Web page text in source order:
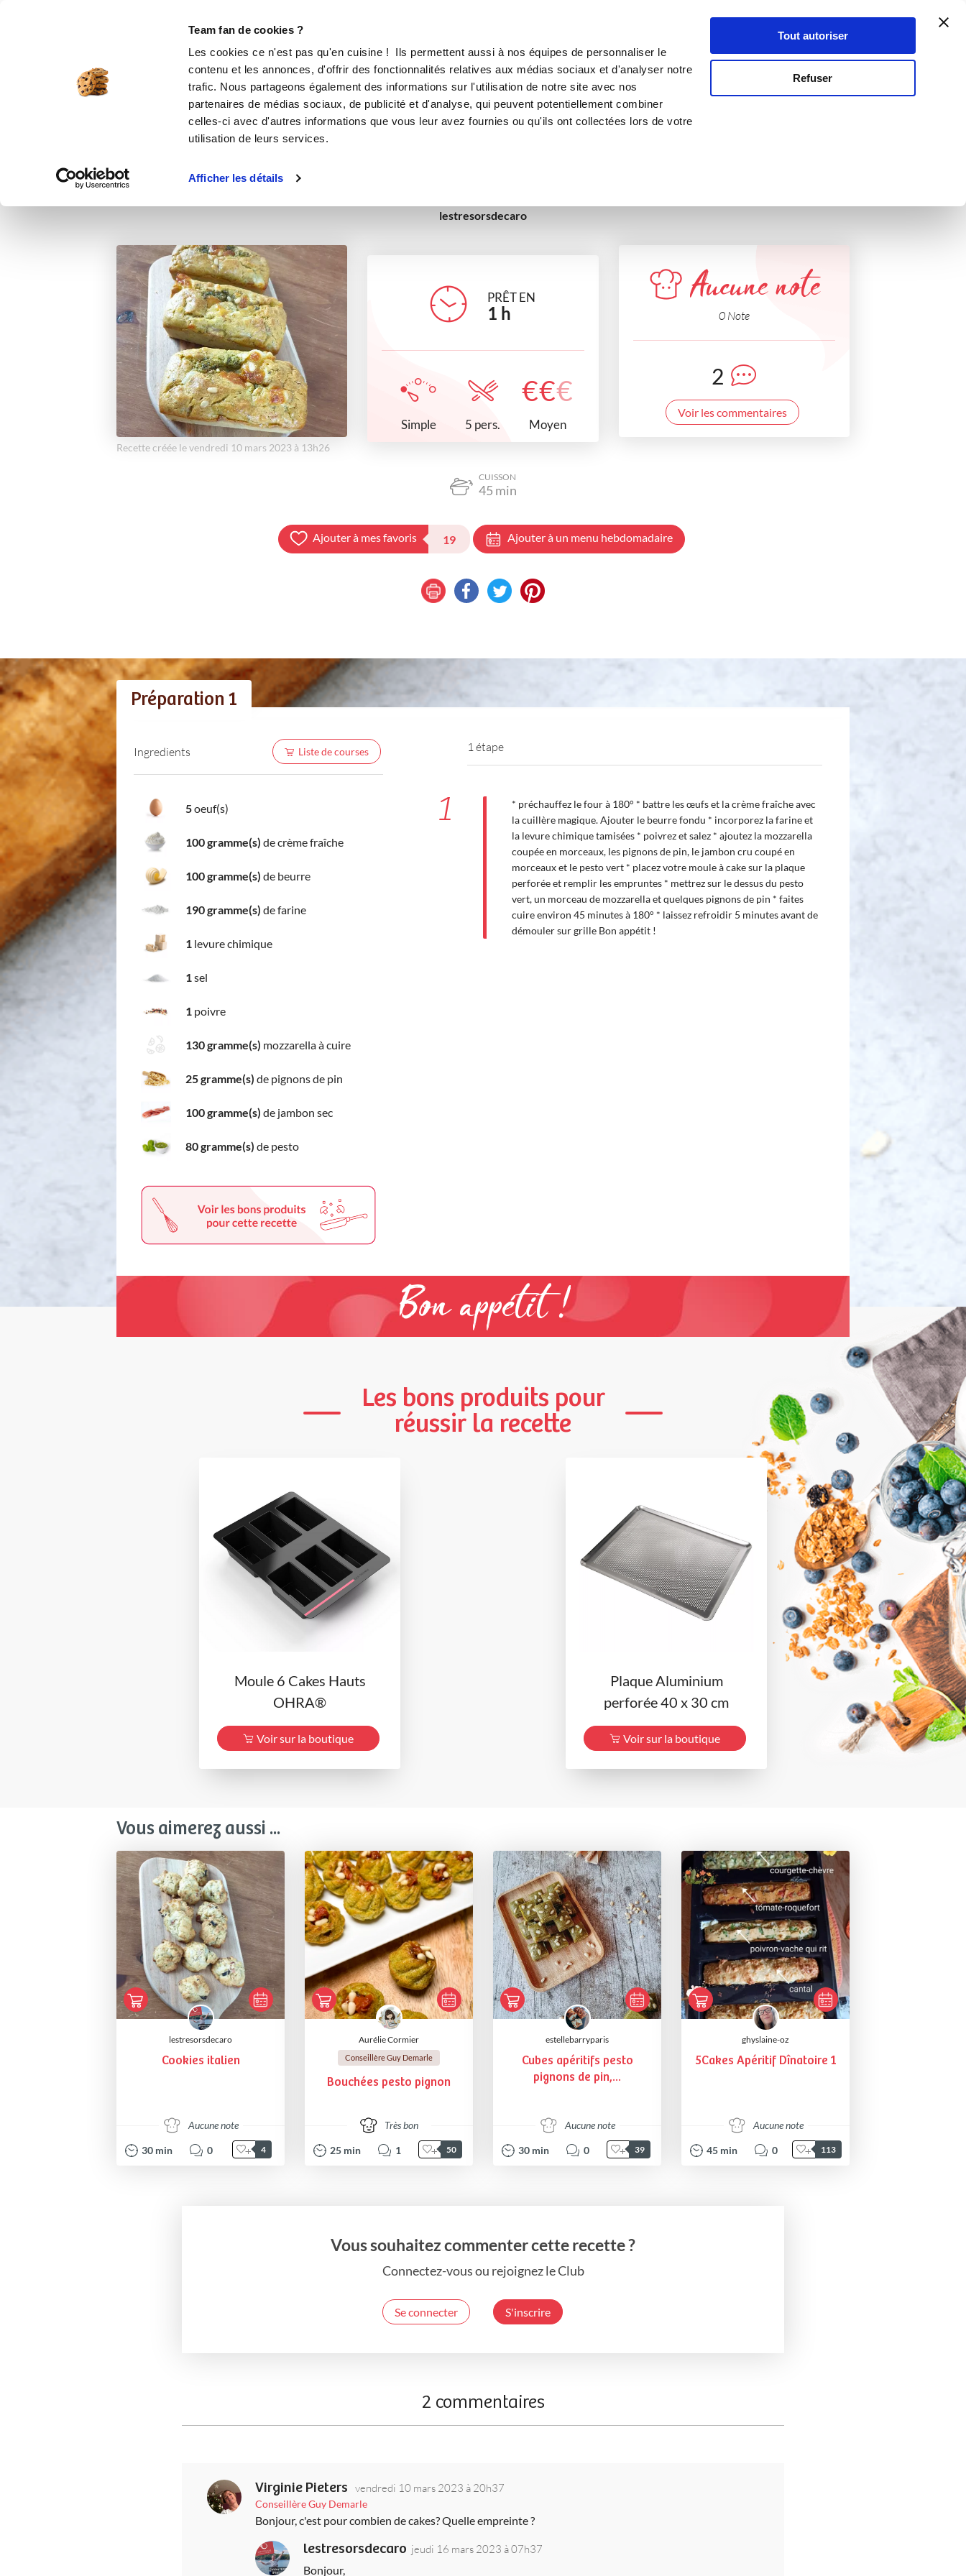
Team fan de cookies ?
Les cookies ce n'est pas qu'en cuisine ! Ils permettent aussi à nos équipes de personnaliser le
contenu et les annonces, d'offrir des fonctionnalités relatives aux médias sociaux et d'analyser notre
trafic. Nous partageons également des informations sur l'utilisation de notre site avec nos
partenaires de médias sociaux, de publicité et d'analyse, qui peuvent potentiellement combiner
celles-ci avec d'autres informations que vous leur avez fournies ou qu'ils ont collectées lors de votre
utilisation de leurs services.
Afficher les détails
Tout autoriser
Refuser
Se connecter
Cake italien
apéritifs entrées Batch cooking Saveurs de nos régions Printemps
Pour recevoir Cuisine du monde
lestresorsdecaro
Recette créée le vendredi 10 mars 2023 à 13h26
PRÊT EN
1 h
Simple 5 pers.
€€€
Moyen
Aucune note
0 Note
2
Voir les commentaires
CUISSON
45 min
Ajouter à mes favoris 19 Ajouter à un menu hebdomadaire
Préparation 1
Ingredients Liste de courses
5oeuf(s)
100 gramme(s) de crème fraîche
100 gramme(s) de beurre
190 gramme(s) de farine
1 levure chimique
1 sel
1 poivre
130 gramme(s) mozzarella à cuire
25 gramme(s) de pignons de pin
100 gramme(s) de jambon sec
80 gramme(s) de pesto
1 étape
1
* préchauffez le four à 180° * battre les œufs et la crème fraîche avec
la cuillère magique. Ajouter le beurre fondu * incorporez la farine et
la levure chimique tamisées * poivrez et salez * ajoutez la mozzarella
coupée en morceaux, les pignons de pin, le jambon cru coupé en
morceaux et le pesto vert * placez votre moule à cake sur la plaque
perforée et remplir les empruntes * mettrez sur le dessus du pesto
vert, un morceau de mozzarella et quelques pignons de pin * faites
cuire environ 45 minutes à 180° * laissez refroidir 5 minutes avant de
démouler sur grille Bon appétit !
Bon appétit !
Les bons produits pour
réussir la recette
Moule 6 Cakes Hauts
OHRA®
Voir sur la boutique
Plaque Aluminium
perforée 40 x 30 cm
Voir sur la boutique
Vous aimerez aussi ...
lestresorsdecaro
Cookies italien
Aucune note
30 min 0 4
Aurélie Cormier
Conseillère Guy Demarle
Bouchées pesto pignon
Très bon
25 min 1 50
estellebarryparis
Cubes apéritifs pesto
pignons de pin,...
Aucune note
30 min 0 39
ghyslaine-oz
5Cakes Apéritif Dînatoire 1
Aucune note
45 min 0 113
Vous souhaitez commenter cette recette ?
Connectez-vous ou rejoignez le Club
Se connecter S'inscrire
2 commentaires
Virginie Pieters vendredi 10 mars 2023 à 20h37
Conseillère Guy Demarle
Bonjour, c'est pour combien de cakes? Quelle empreinte ?
lestresorsdecaro jeudi 16 mars 2023 à 07h37
Bonjour,